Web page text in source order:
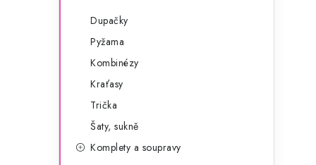
Dupačky
Pyžama
Kombinézy
Kraťasy
Trička
Šaty, sukně
Komplety a soupravy